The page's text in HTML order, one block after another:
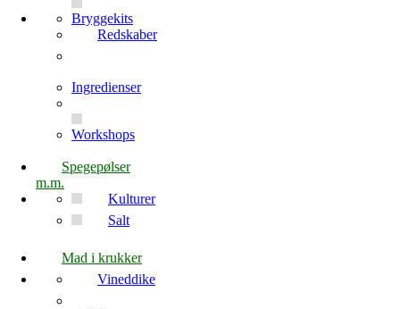
Bryggekits
Redskaber
Ingredienser
Workshops
Spegepølser
m.m.
Kulturer
Salt
Mad i krukker
Vineddike